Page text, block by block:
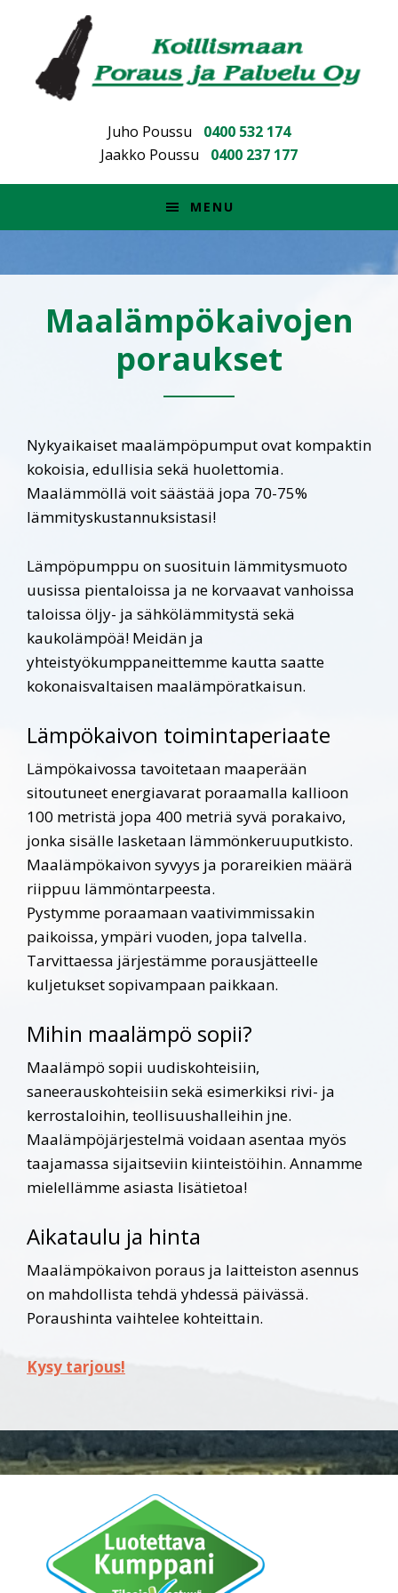
ensisijaiseen
valikkoon
pääsisältöön
Juho Poussu
0400 532 174
Jaakko Poussu
0400 237 177
MENU
Maalämpökaivojen
poraukset
Nykyaikaiset maalämpöpumput ovat kompaktin
kokoisia, edullisia sekä huolettomia.
Maalämmöllä voit säästää jopa 70-75%
lämmityskustannuksistasi!
Lämpöpumppu on suosituin lämmitysmuoto
uusissa pientaloissa ja ne korvaavat vanhoissa
taloissa öljy- ja sähkölämmitystä sekä
kaukolämpöä! Meidän ja
yhteistyökumppaneittemme kautta saatte
kokonaisvaltaisen maalämpöratkaisun.
Lämpökaivon toimintaperiaate
Lämpökaivossa tavoitetaan maaperään
sitoutuneet energiavarat poraamalla kallioon
100 metristä jopa 400 metriä syvä porakaivo,
jonka sisälle lasketaan lämmönkeruuputkisto.
Maalämpökaivon syvyys ja porareikien määrä
riippuu lämmöntarpeesta.
Pystymme poraamaan vaativimmissakin
paikoissa, ympäri vuoden, jopa talvella.
Tarvittaessa järjestämme porausjätteelle
kuljetukset sopivampaan paikkaan.
Mihin maalämpö sopii?
Maalämpö sopii uudiskohteisiin,
saneerauskohteisiin sekä esimerkiksi rivi- ja
kerrostaloihin, teollisuushalleihin jne.
Maalämpöjärjestelmä voidaan asentaa myös
taajamassa sijaitseviin kiinteistöihin. Annamme
mielellämme asiasta lisätietoa!
Aikataulu ja hinta
Maalämpökaivon poraus ja laitteiston asennus
on mahdollista tehdä yhdessä päivässä.
Poraushinta vaihtelee kohteittain.
Kysy tarjous!